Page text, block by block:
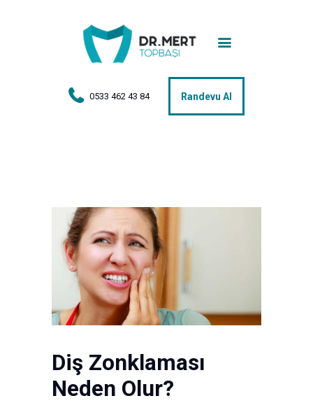
0533 462 43 84 Randevu Al
Anasayfa
Tedaviler
Hakkımda
İletişim
Diş Zonklaması
Neden Olur?